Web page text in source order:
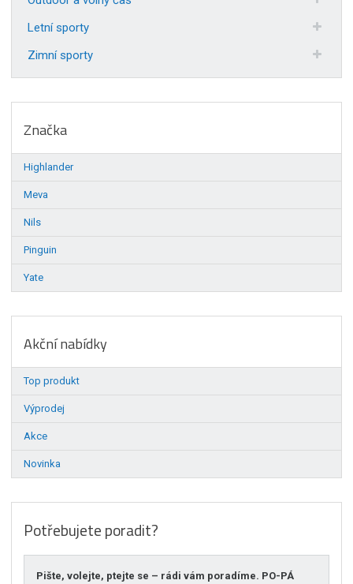
Letní sporty
Zimní sporty
Značka
Highlander
Meva
Nils
Pinguin
Yate
Akční nabídky
Top produkt
Výprodej
Akce
Novinka
Potřebujete poradit?
Pište, volejte, ptejte se – rádi vám poradíme. PO-PÁ